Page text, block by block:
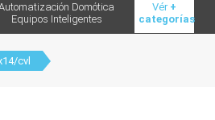
Domótica
Equipos Inteligentes
Vér +
categorías
cvl